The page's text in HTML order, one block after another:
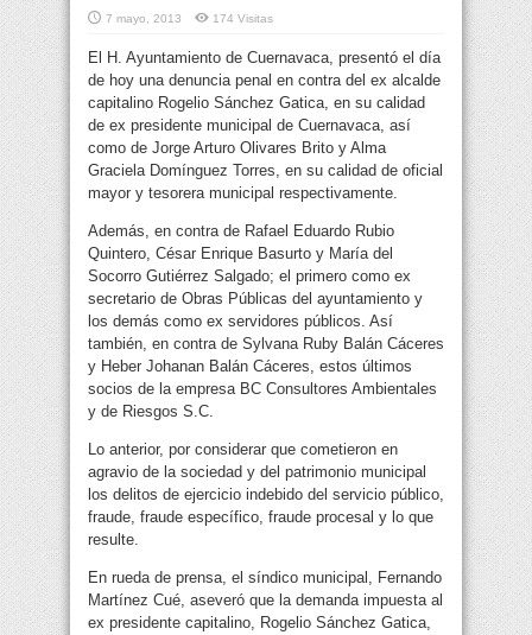
7 mayo, 2013 174 Visitas
El H. Ayuntamiento de Cuernavaca, presentó el día
de hoy una denuncia penal en contra del ex alcalde
capitalino Rogelio Sánchez Gatica, en su calidad
de ex presidente municipal de Cuernavaca, así
como de Jorge Arturo Olivares Brito y Alma
Graciela Domínguez Torres, en su calidad de oficial
mayor y tesorera municipal respectivamente.
Además, en contra de Rafael Eduardo Rubio
Quintero, César Enrique Basurto y María del
Socorro Gutiérrez Salgado; el primero como ex
secretario de Obras Públicas del ayuntamiento y
los demás como ex servidores públicos. Así
también, en contra de Sylvana Ruby Balán Cáceres
y Heber Johanan Balán Cáceres, estos últimos
socios de la empresa BC Consultores Ambientales
y de Riesgos S.C.
Lo anterior, por considerar que cometieron en
agravio de la sociedad y del patrimonio municipal
los delitos de ejercicio indebido del servicio público,
fraude, fraude específico, fraude procesal y lo que
resulte.
En rueda de prensa, el síndico municipal, Fernando
Martínez Cué, aseveró que la demanda impuesta al
ex presidente capitalino, Rogelio Sánchez Gatica,